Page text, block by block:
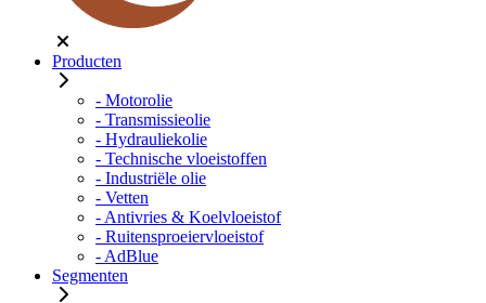
Producten
- Motorolie
- Transmissieolie
- Hydrauliekolie
- Technische vloeistoffen
- Industriële olie
- Vetten
- Antivries & Koelvloeistof
- Ruitensproeiervloeistof
- AdBlue
Segmenten